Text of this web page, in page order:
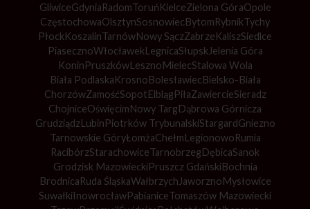
GliwiceGdyniaRadomToruńKielceZielona GóraOpole
CzęstochowaOlsztynSosnowiecBytomRybnikTychy
PłockKoszalinTarnówNowy SączZabrzeKaliszSiedlce
PiasecznoWłocławekLegnicaSłupsk Jelenia Góra
KoninPruszkówLesznoMielecStalowa Wola
Biała PodlaskaKrosnoBolesławiecBielsko-Biała
ChorzówZamośćSopotElblągPiłaZawiercieSieradz
ChojniceOświęcimNowy TargDąbrowa Górnicza
GrudziądzLubinPiotrków TrybunalskiStargardGniezno
Tarnowskie GóryŁomżaChełmLegionowoRumia
RacibórzStarachowiceTarnobrzegDębicaSanok
Grodzisk MazowieckiPruszcz GdańskiBochnia
BrodnicaRuda ŚląskaWałbrzych JaworznoMysłowice
SuwałkiInowrocławPabianiceTomaszów Mazowiecki